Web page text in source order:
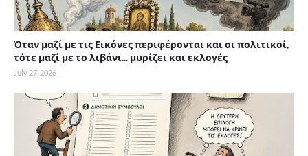
Όταν μαζί με τις Εικόνες περιφέρονται και οι πολιτικοί,
τότε μαζί με το λιβάνι... μυρίζει και εκλογές
July 27, 2026